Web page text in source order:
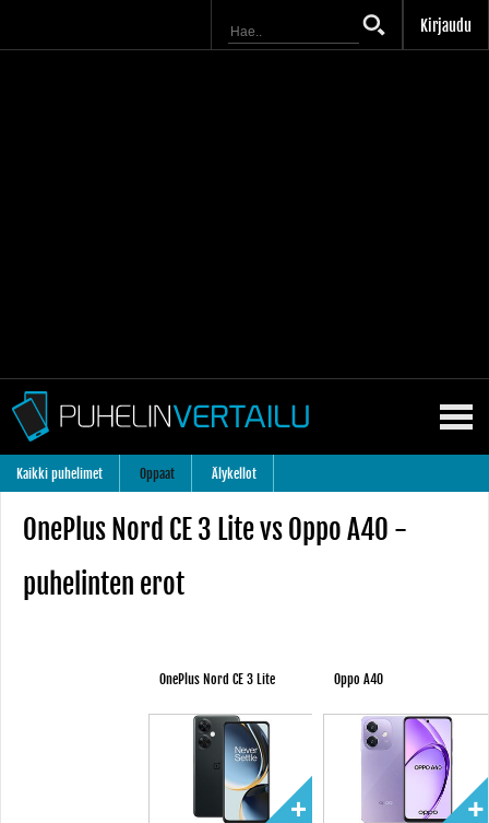
Kirjaudu
Kaikki puhelimet Oppaat Älykellot
OnePlus Nord CE 3 Lite vs Oppo A40 -
puhelinten erot
OnePlus Nord CE 3 Lite Oppo A40